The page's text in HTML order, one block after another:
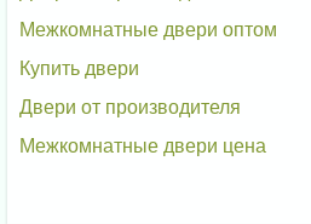
Межкомнатные двери оптом
Купить двери
Двери от производителя
Межкомнатные двери цена